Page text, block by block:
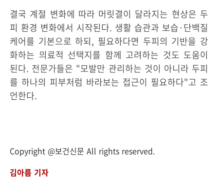
결국 계절 변화에 따라 머릿결이 달라지는 현상은 두
피 환경 변화에서 시작된다. 생활 습관과 보습·단백질
케어를 기본으로 하되, 필요하다면 두피의 기반을 강
화하는 의료적 선택지를 함께 고려하는 것도 도움이
된다. 전문가들은 "모발만 관리하는 것이 아니라 두피
를 하나의 피부처럼 바라보는 접근이 필요하다"고 조
언한다.
Copyright @보건신문 All rights reserved.
김아름 기자